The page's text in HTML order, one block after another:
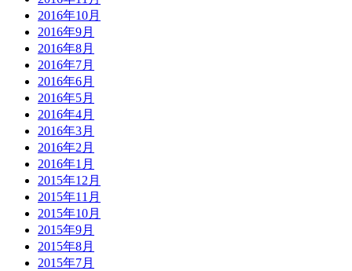
2016年10月
2016年9月
2016年8月
2016年7月
2016年6月
2016年5月
2016年4月
2016年3月
2016年2月
2016年1月
2015年12月
2015年11月
2015年10月
2015年9月
2015年8月
2015年7月